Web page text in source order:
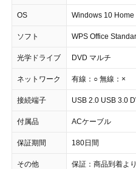
OS Windows 10 Home
ソフト WPS Office
光学ドライブ DVD マルチ
ネットワーク 有線：○ 無線：×
接続端子 USB 2.0 USB 3.0
付属品 ACケーブル
保証期間 180日間
その他 保証：商品到着よ